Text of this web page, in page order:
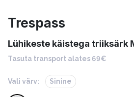
Trespass
Lühikeste käistega triiksärk
Tasuta transport alates 69€
Vali värv: Sinine